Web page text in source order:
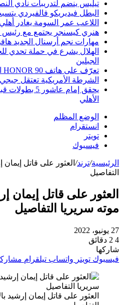
تيليس ينضم لتدريبات نادي
البطل فيديريكو فالفيردي
اللاعب عمر السومة يغادر
هنري كيسنجر يجتمع مع رئيس
مهارات نجم أرسنال الجديد
الهلال يشرع في حملة تحدي
الجبلين
تعرّف على هاتف HONOR 90 المدعوم بالذكاء الاصطناعي
الشرطة الأمريكية تعتقل
يحقق إمام
الأهلي
الوضع المظلم
انستقرام
تويتر
فيسبوك
الرئيسية/ترند/ العثور على قاتل إيمان
التفاصيل
العثور على قاتل إيمان
موته سريريا التفاصيل
27 يونيو، 2022
4 2 دقائق
شاركها
فيسبوك تويتر واتساب تيلقرام
العثور على قاتل إيمان إرشيد